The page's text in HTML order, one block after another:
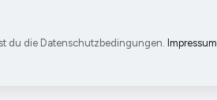
du die Datenschutzbedingungen. Impressum